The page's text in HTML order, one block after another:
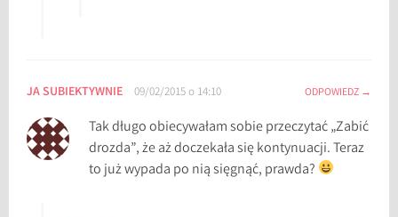
JA SUBIEKTYWNIE 09/02/2015 o 14:10 ODPOWIEDZ
Tak długo obiecywałam sobie przeczytać „Zabić
drozda”, że aż doczekała się kontynuacji. Teraz
to już wypada po nią sięgnąć, prawda?